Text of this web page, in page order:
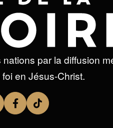
par la diffusion
en Jésus-Christ.